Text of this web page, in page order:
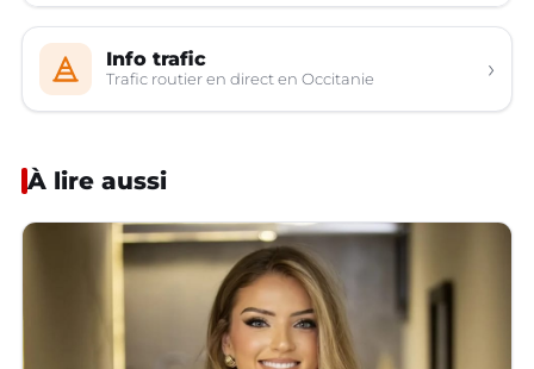
Info trafic
Trafic routier en direct en Occitanie ›
À lire aussi